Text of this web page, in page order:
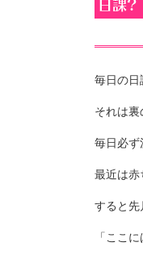
日課?
毎日の日
それは裏
毎日必ず
最近は赤
すると先
「ここ